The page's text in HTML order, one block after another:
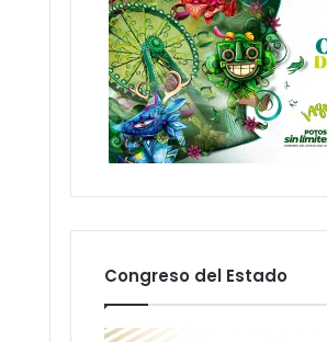
Congreso del Estado